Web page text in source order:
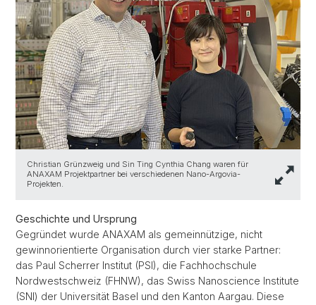
Christian Grünzweig und Sin Ting Cynthia Chang waren für
ANAXAM Projektpartner bei verschiedenen Nano-Argovia-
Projekten.
Geschichte und Ursprung
Gegründet wurde ANAXAM als gemeinnützige, nicht
gewinnorientierte Organisation durch vier starke Partner:
das Paul Scherrer Institut (PSI), die Fachhochschule
Nordwestschweiz (FHNW), das Swiss Nanoscience Institute
(SNI) der Universität Basel und den Kanton Aargau. Diese